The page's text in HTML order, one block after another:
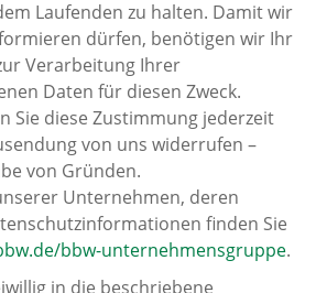
Laufenden zu halten. Damit wir
dürfen, benötigen wir Ihr
Verarbeitung Ihrer
Daten für diesen Zweck.
Sie diese Zustimmung jederzeit
von uns widerrufen –
von Gründen.
Unternehmen, deren
finden Sie
bbw-unternehmensgruppe.
in die beschriebene